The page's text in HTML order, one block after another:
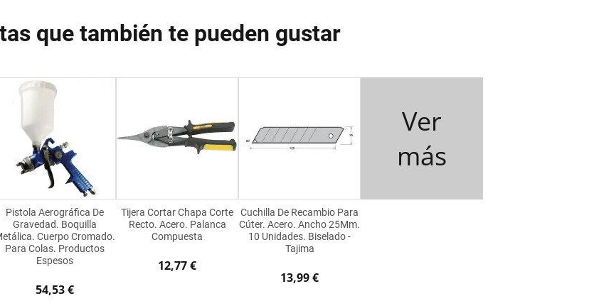
que también te pueden gustar
Pistola Aerográfica De
Gravedad. Boquilla
Cuerpo Cromado.
Para Colas. Productos
Espesos
54,53 €
Tijera Cortar Chapa Corte
Recto. Acero. Palanca
Compuesta
12,77 €
Cuchilla De Recambio Para
Cúter. Acero. Ancho 25Mm.
10 Unidades. Biselado -
Tajima
13,99 €
Ver
más